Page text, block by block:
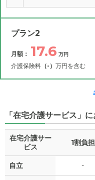
プラン2
月額： 17.6 万円
介護保険料 （-） 万円を含む
月額費用 ?
家賃
「在宅介護サービス」
在宅介護サー
ビス
1割負担
自立 -